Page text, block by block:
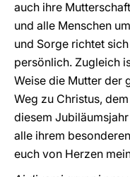
auch ihre
und alle Menschen
und Sorge richtet
persönlich. Zugleich
Weise die Mutter der
Weg zu Christus,
diesem
alle ihrem
euch von Herzen